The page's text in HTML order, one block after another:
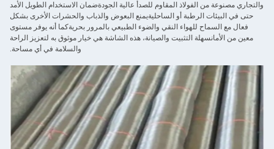
والتجاري مصنوعة من الفولاذ المقاوم للصدأ عالية الجودةضمان الاستخدام الطويل الأمد
حتى في البيئات الرطبة أو الساحليةيمنع البعوض والذباب والحشرات الأخرى بشكل
فعال مع السماح للهواء النقي والضوء الطبيعي بالمرور بحريةكما أنه يوفر مستوى
معين من الأمانسهلة التثبيت والصيانة، هذه الشاشة هي خيار موثوق به لتعزيز الراحة
والسلامة في أي مساحة.